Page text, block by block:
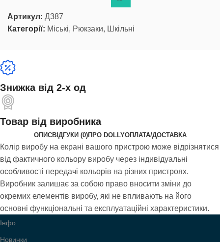
Артикул: Д387
Категорії: Міські, Рюкзаки, Шкільні
Знижка від 2-х од
Товар від виробника
ОПИСВІДГУКИ (0)ПРО DOLLYОПЛАТА/ДОСТАВКА
Колір виробу на екрані вашого пристрою може відрізнятися
від фактичного кольору виробу через індивідуальні
особливості передачі кольорів на різних пристроях.
Виробник залишає за собою право вносити зміни до
окремих елементів виробу, які не впливають на його
основні функціональні та експлуатаційні характеристики.
Інфо
Новинки